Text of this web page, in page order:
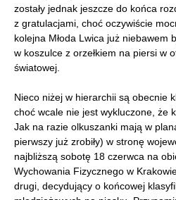
zostały jednak jeszcze do końca
z gratulacjami, choć oczywiście
kolejna Młoda Lwica już niebawem
w koszulce z orzełkiem na piersi w
światowej.
Nieco niżej w hierarchii są obecnie
choć wcale nie jest wykluczone, że
Jak na razie olkuszanki mają w
pierwszy już zrobiły) w stronę
najbliższą sobotę 18 czerwca na
Wychowania Fizycznego w
drugi, decydujący o końcowej